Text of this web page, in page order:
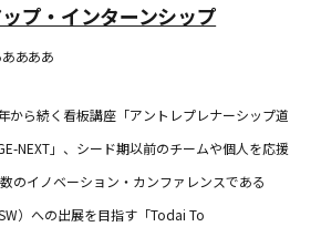
プ・インターンシップ
あああ
から続く看板講座「アントレプレナーシップ道
NEXT」、シード期以前のチームや個人を応援
のイノベーション・カンファレンスである
）への出展を目指す「Todai To